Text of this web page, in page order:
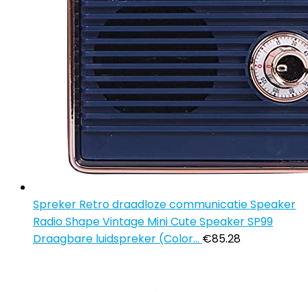
Spreker Retro draadloze communicatie Speaker
Radio Shape Vintage Mini Cute Speaker SP99
Draagbare luidspreker (Color… €85.28